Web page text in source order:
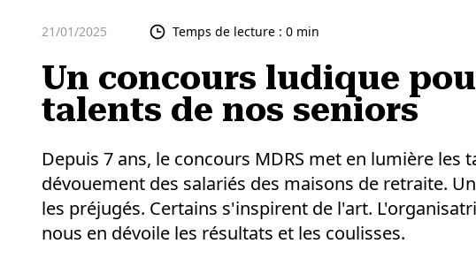
21/01/2025 Temps de lecture : 0 min
Un concours ludique
talents de nos seniors
Depuis 7 ans, le concours MDRS met en lumière les
dévouement des salariés des maisons de retraite.
les préjugés. Certains s'inspirent de l'art.
nous en dévoile les résultats et les coulisses.